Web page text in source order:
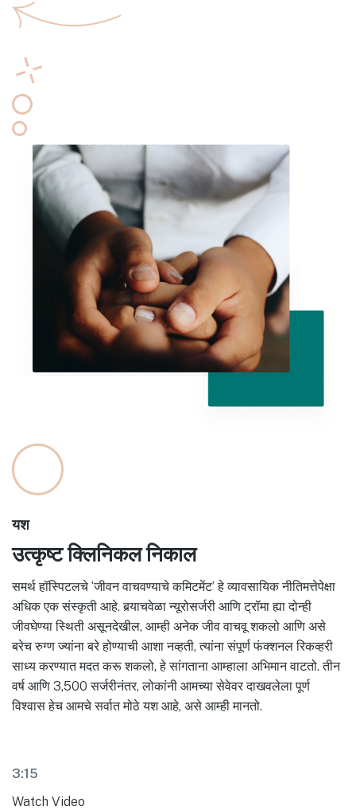
यश
उत्कृष्ट क्लिनिकल निकाल
समर्थ हॉस्पिटलचे ‘जीवन वाचवण्याचे कमिटमेंट’ हे व्यावसायिक नीतिमत्तेपेक्षा
अधिक एक संस्कृती आहे. बर्‍याचवेळा न्यूरोसर्जरी आणि ट्रॉमा ह्या दोन्ही
जीवघेण्या स्थिती असूनदेखील, आम्ही अनेक जीव वाचवू शकलो आणि असे
बरेच रुग्ण ज्यांना बरे होण्याची आशा नव्हती, त्यांना संपूर्ण फंक्शनल रिकव्हरी
साध्य करण्यात मदत करू शकलो, हे सांगताना आम्हाला अभिमान वाटतो. तीन
वर्ष आणि 3,500 सर्जरीनंतर, लोकांनी आमच्या सेवेवर दाखवलेला पूर्ण
विश्वास हेच आमचे सर्वात मोठे यश आहे, असे आम्ही मानतो.
3:15
Watch Video